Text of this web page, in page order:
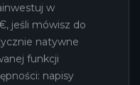
w
jeśli mówisz do
natywne
funkcji
napisy